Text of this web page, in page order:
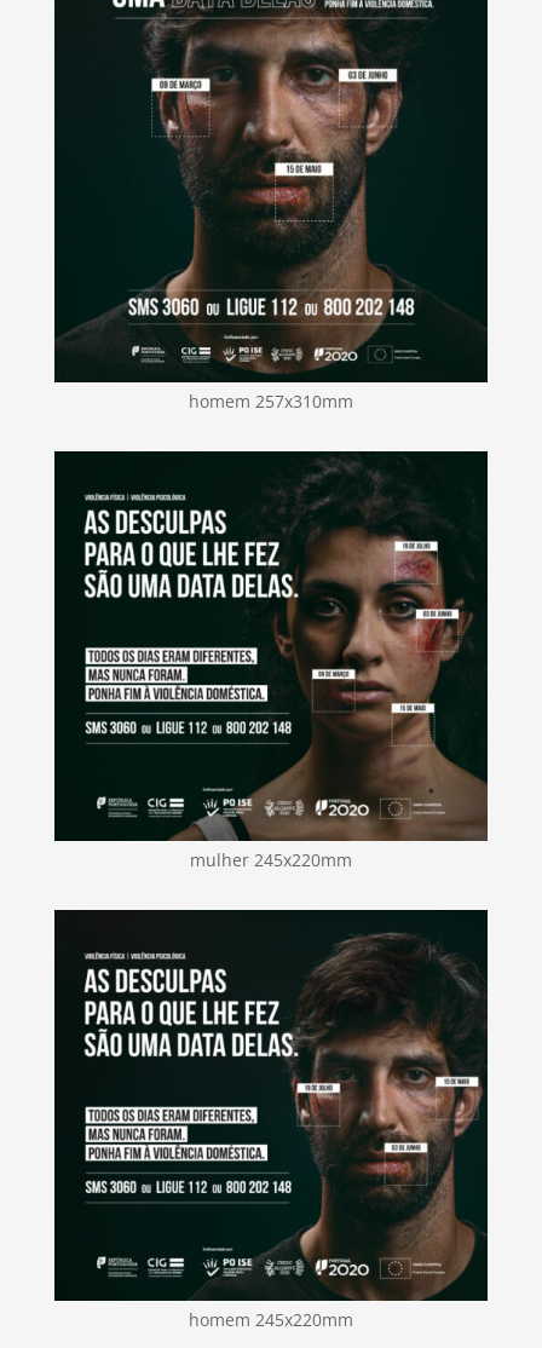
homem 257x310mm
mulher 245x220mm
homem 245x220mm